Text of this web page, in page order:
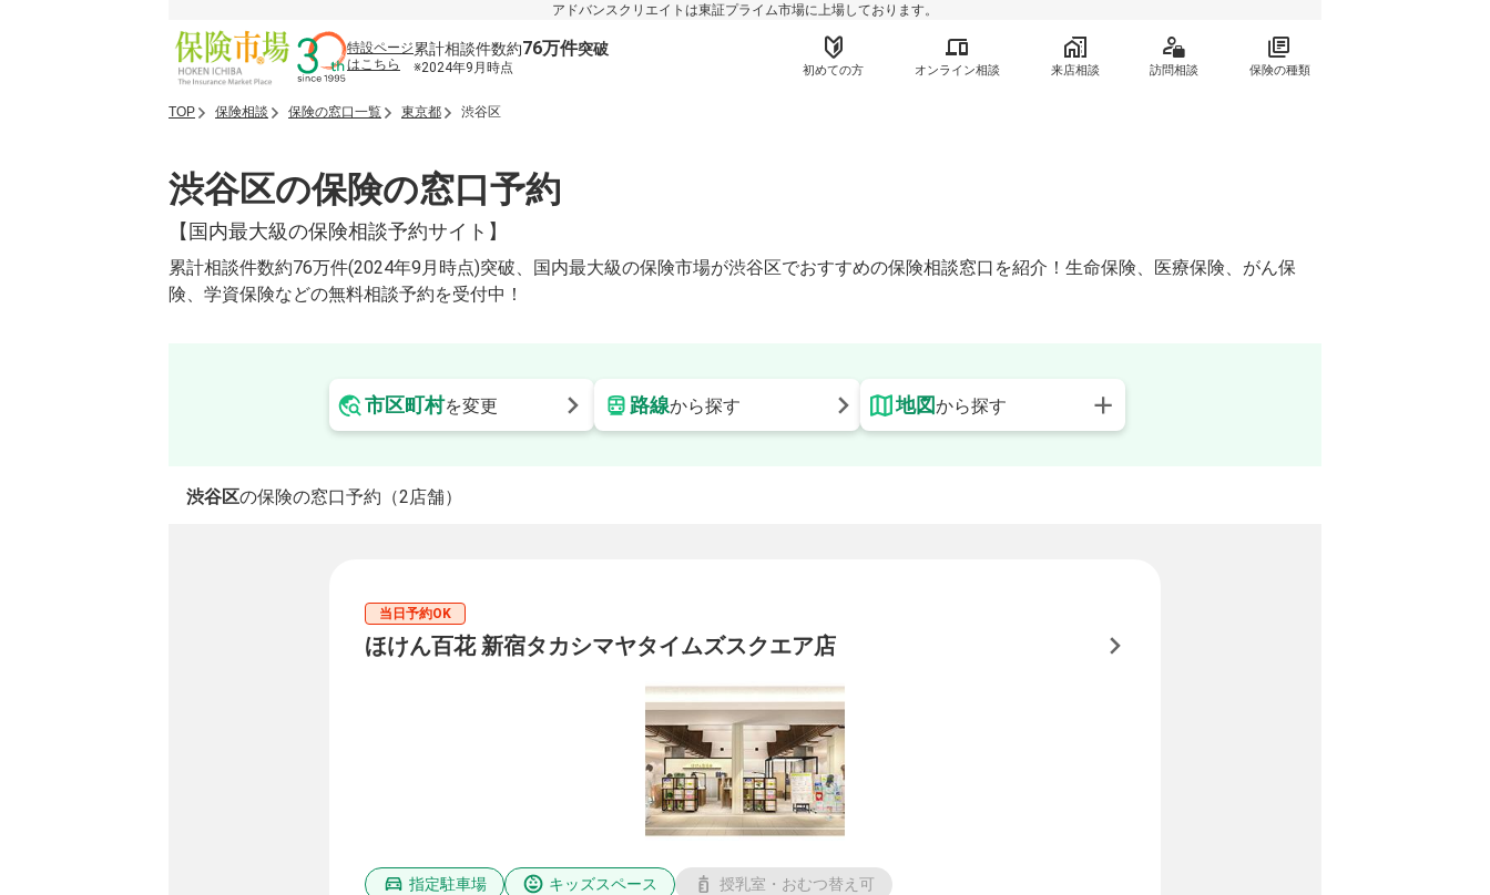
アドバンスクリエイトは東証プライム市場に上場しております。
特設ページ
はこちら
累計相談件数約76万件突破
※2024年9月時点 初めての方 オンライン相談 来店相談 訪問相談 保険の種類
TOP 保険相談 保険の窓口一覧 東京都 渋谷区
渋谷区の保険の窓口予約
【国内最大級の保険相談予約サイト】
累計相談件数約76万件(2024年9月時点)突破、国内最大級の保険市場が渋谷区でおすすめの保険相談窓口を紹介！生命保険、医療保険、がん保
険、学資保険などの無料相談予約を受付中！
市区町村を変更 路線から探す 地図から探す
渋谷区の保険の窓口予約（2店舗）
当日予約OK
ほけん百花 新宿タカシマヤタイムズスクエア店
指定駐車場 キッズスペース 授乳室・おむつ替え可